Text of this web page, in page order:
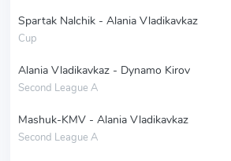
Spartak Nalchik - Alania Vladikavkaz
Cup
Alania Vladikavkaz - Dynamo Kirov
Second League A
Mashuk-KMV - Alania Vladikavkaz
Second League A